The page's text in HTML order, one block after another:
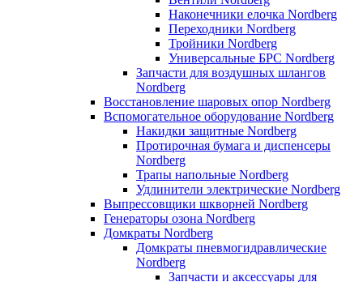
Наконечники елочка Nordberg
Переходники Nordberg
Тройники Nordberg
Универсальные БРС Nordberg
Запчасти для воздушных шлангов
Nordberg
Восстановление шаровых опор Nordberg
Вспомогательное оборудование Nordberg
Накидки защитные Nordberg
Протирочная бумага и диспенсеры
Nordberg
Трапы напольные Nordberg
Удлинители электрические Nordberg
Выпрессовщики шкворней Nordberg
Генераторы озона Nordberg
Домкраты Nordberg
Домкраты пневмогидравлические
Nordberg
Запчасти и аксессуары для